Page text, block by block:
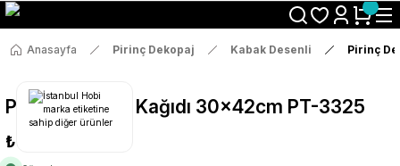
Size Özel "HG10" Koduyla Sepette Hemen %10 İndirimi Kaçırma
Anasayfa Pirinç Dekopaj Kabak Desenli Pirinç
Pirinç Dekopaj Kağıdı 30x42cm PT-3325
₺36